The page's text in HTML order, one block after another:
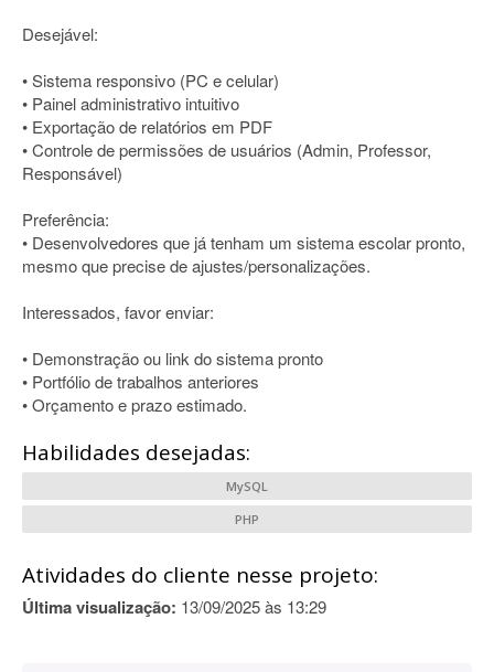
Desejável:
• Sistema responsivo (PC e celular)
• Painel administrativo intuitivo
• Exportação de relatórios em PDF
• Controle de permissões de usuários (Admin, Professor,
Responsável)
Preferência:
• Desenvolvedores que já tenham um sistema escolar pronto,
mesmo que precise de ajustes/personalizações.
Interessados, favor enviar:
• Demonstração ou link do sistema pronto
• Portfólio de trabalhos anteriores
• Orçamento e prazo estimado.
Habilidades desejadas:
MySQL
PHP
Atividades do cliente nesse projeto:
Última visualização: 13/09/2025 às 13:29